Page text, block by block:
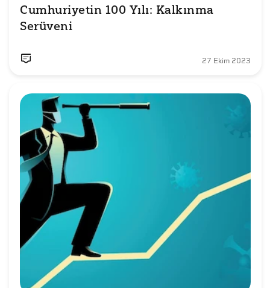
Cumhuriyetin 100 Yılı: Kalkınma
Serüveni
27 Ekim 2023